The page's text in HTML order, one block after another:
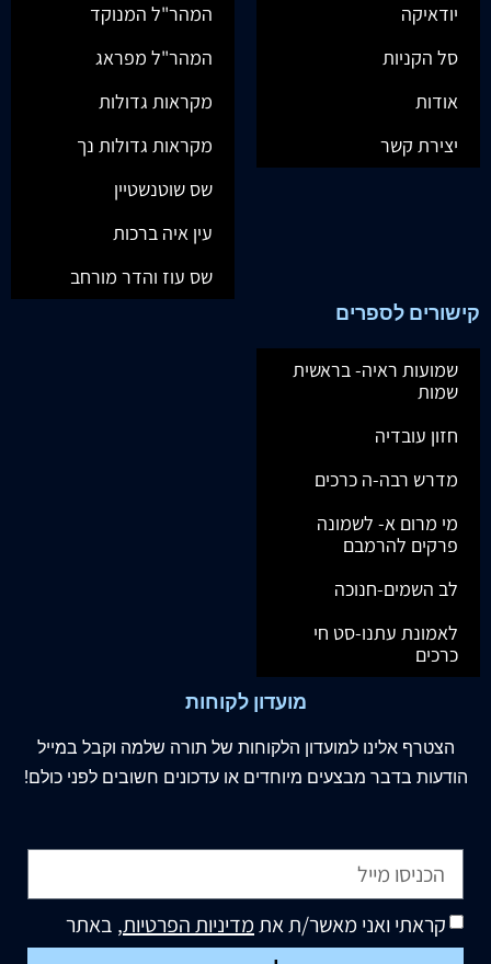
יודאיקה
סל הקניות
אודות
יצירת קשר
המהר"ל המנוקד
המהר"ל מפראג
מקראות גדולות
מקראות גדולות נך
שס שוטנשטיין
עין איה ברכות
שס עוז והדר מורחב
קישורים לספרים
שמועות ראיה- בראשית
שמות
חזון עובדיה
מדרש רבה-ה כרכים
מי מרום א- לשמונה
פרקים להרמבם
לב השמים-חנוכה
לאמונת עתנו-סט חי
כרכים
מועדון לקוחות
הצטרף אלינו למועדון הלקוחות של תורה שלמה וקבל במייל
הודעות בדבר מבצעים מיוחדים או עדכונים חשובים לפני כולם!
קראתי ואני מאשר/ת אתמדיניות הפרטיות, באתר